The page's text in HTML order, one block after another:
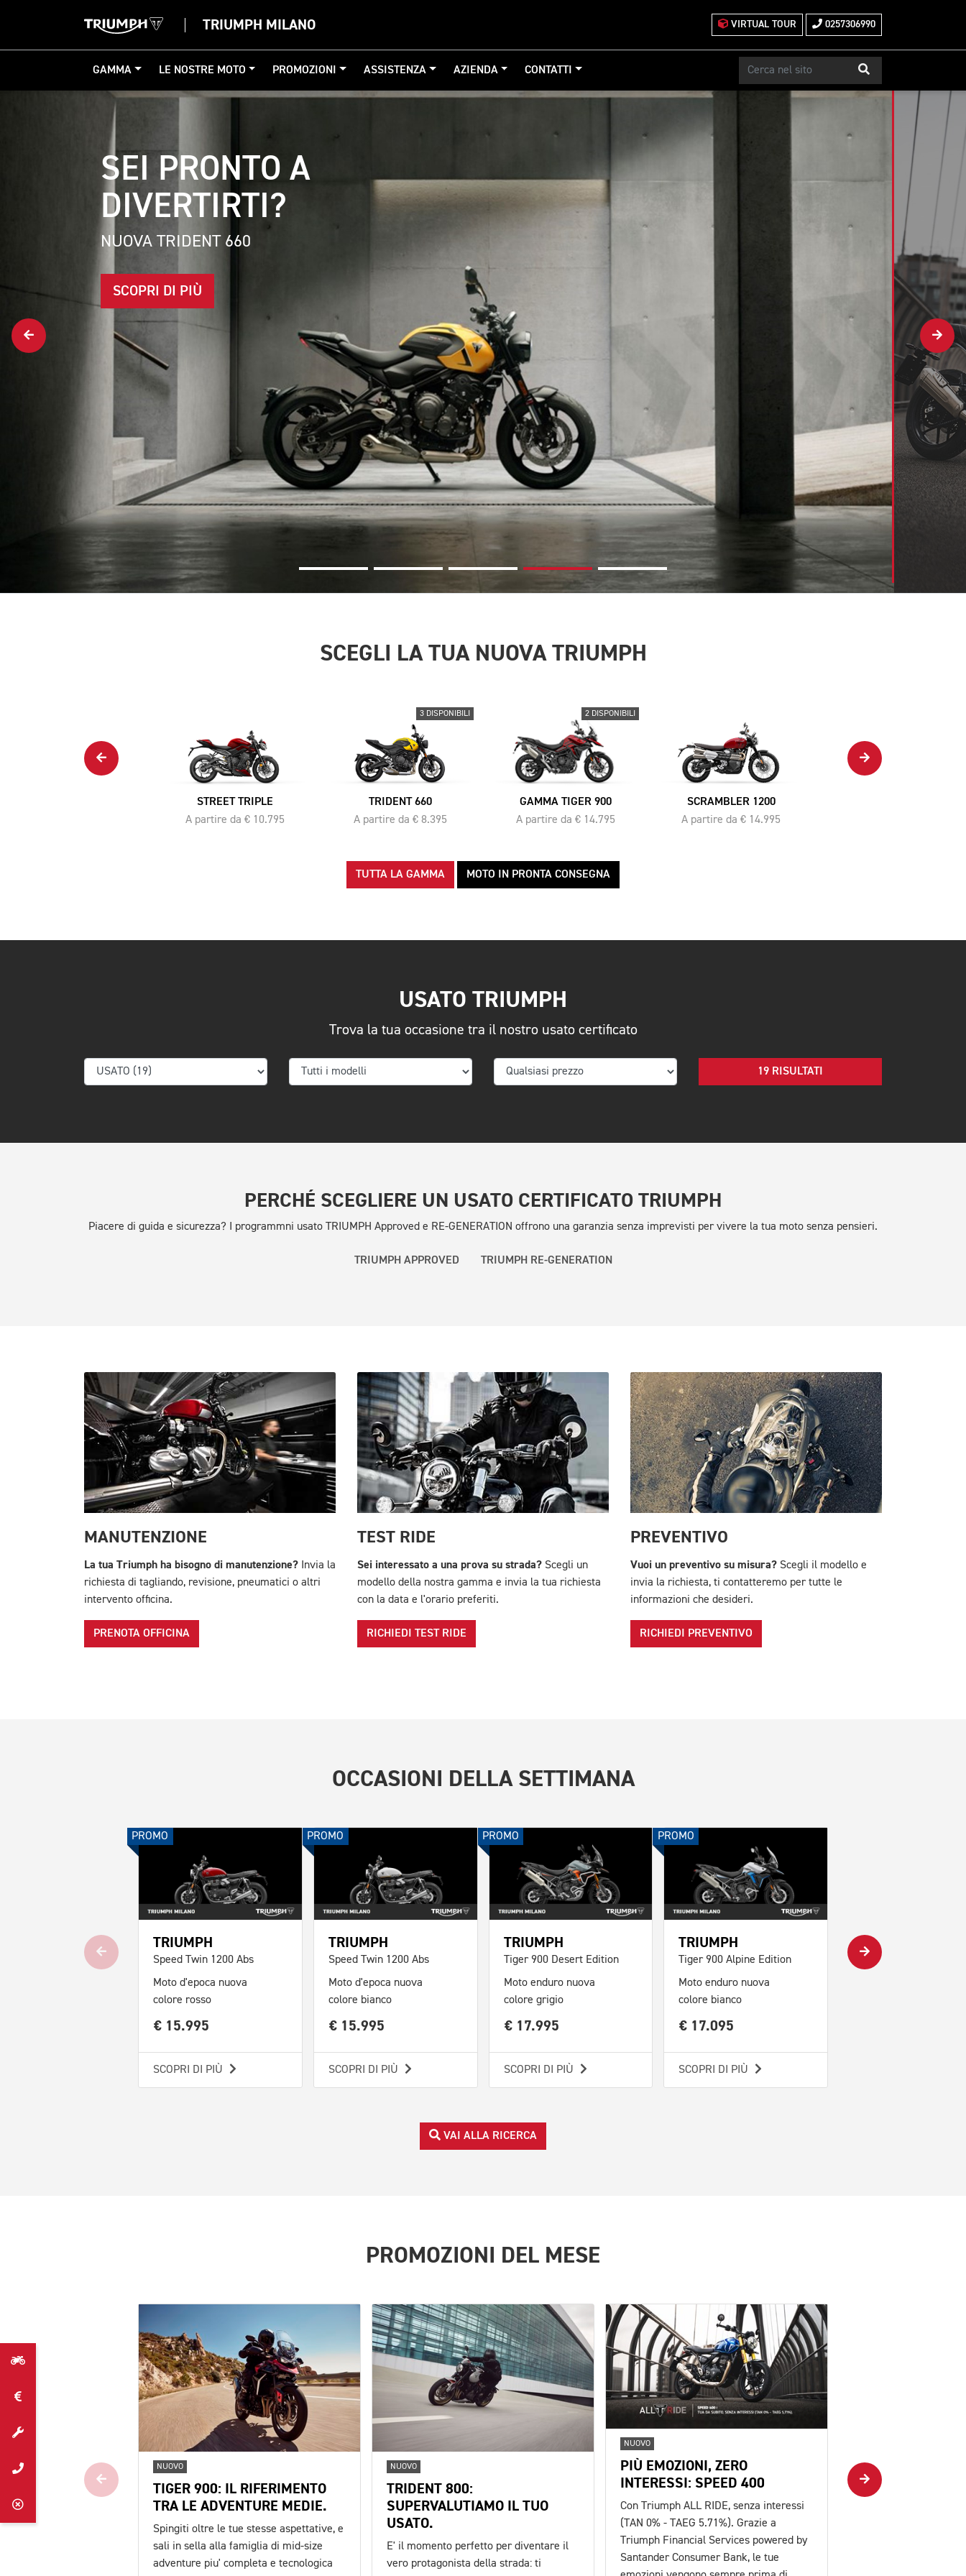
TRIUMPH MILANO VIRTUAL TOUR 0257306990
GAMMA LE NOSTRE MOTO PROMOZIONI ASSISTENZA AZIENDA CONTATTI
GAMMA 400
SCEGLI LA TUA NUOVA TRIUMPH
STREET TRIPLE
A partire da € 10.795
3 DISPONIBILI
TRIDENT 660
A partire da € 8.395
2 DISPONIBILI
GAMMA TIGER 900
A partire da € 14.795
SCRAMBLER 1200
A partire da € 14.995
TUTTA LA GAMMA MOTO IN PRONTA CONSEGNA
USATO TRIUMPH
Trova la tua occasione tra il nostro usato certificato
19 RISULTATI
PERCHÉ SCEGLIERE UN USATO CERTIFICATO TRIUMPH
Piacere di guida e sicurezza? I programmni usato TRIUMPH Approved e RE-GENERATION offrono una garanzia senza imprevisti per vivere la tua moto senza pensieri.
TRIUMPH APPROVED TRIUMPH RE-GENERATION
MANUTENZIONE
La tua Triumph ha bisogno di manutenzione? Invia la
richiesta di tagliando, revisione, pneumatici o altri
intervento officina.
PRENOTA OFFICINA
TEST RIDE
Sei interessato a una prova su strada? Scegli un
modello della nostra gamma e invia la tua richiesta
con la data e l'orario preferiti.
RICHIEDI TEST RIDE
PREVENTIVO
Vuoi un preventivo su misura? Scegli il modello e
invia la richiesta, ti contatteremo per tutte le
informazioni che desideri.
RICHIEDI PREVENTIVO
OCCASIONI DELLA SETTIMANA
PROMO
TRIUMPH
Speed Twin 1200 Abs
Moto d'epoca nuova
colore rosso
€ 15.995
SCOPRI DI PIÙ
PROMO
TRIUMPH
Speed Twin 1200 Abs
Moto d'epoca nuova
colore bianco
€ 15.995
SCOPRI DI PIÙ
PROMO
TRIUMPH
Tiger 900 Desert Edition
Moto enduro nuova
colore grigio
€ 17.995
SCOPRI DI PIÙ
PROMO
TRIUMPH
Tiger 900 Alpine Edition
Moto enduro nuova
colore bianco
€ 17.095
SCOPRI DI PIÙ
€ 10.695
VAI ALLA RICERCA
PROMOZIONI DEL MESE
NUOVO
TIGER 900: IL RIFERIMENTO
TRA LE ADVENTURE MEDIE.
Spingiti oltre le tue stesse aspettative, e
sali in sella alla famiglia di mid-size
adventure piu' completa e tecnologica
NUOVO
TRIDENT 800:
SUPERVALUTIAMO IL TUO
USATO.
E' il momento perfetto per diventare il
vero protagonista della strada: ti
NUOVO
PIÙ EMOZIONI, ZERO
INTERESSI: SPEED 400
Con Triumph ALL RIDE, senza interessi
(TAN 0% - TAEG 5.71%). Grazie a
Triumph Financial Services powered by
Santander Consumer Bank, le tue
PIÙ EMOZIONI,
INTERESSI: